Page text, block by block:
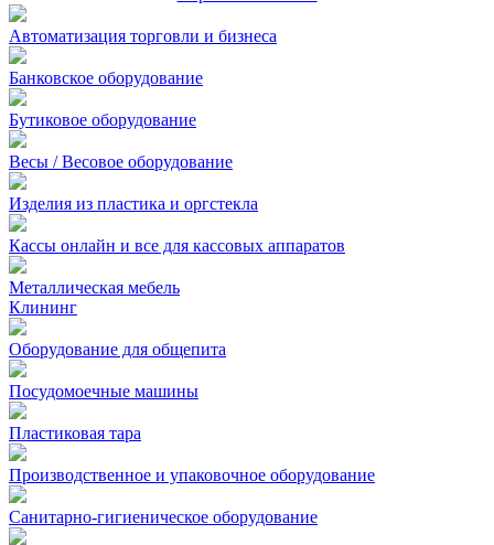
Автоматизация торговли и бизнеса
Банковское оборудование
Бутиковое оборудование
Весы / Весовое оборудование
Изделия из пластика и оргстекла
Кассы онлайн и все для кассовых аппаратов
Металлическая мебель
Клининг
Оборудование для общепита
Посудомоечные машины
Пластиковая тара
Производственное и упаковочное оборудование
Санитарно-гигиеническое оборудование